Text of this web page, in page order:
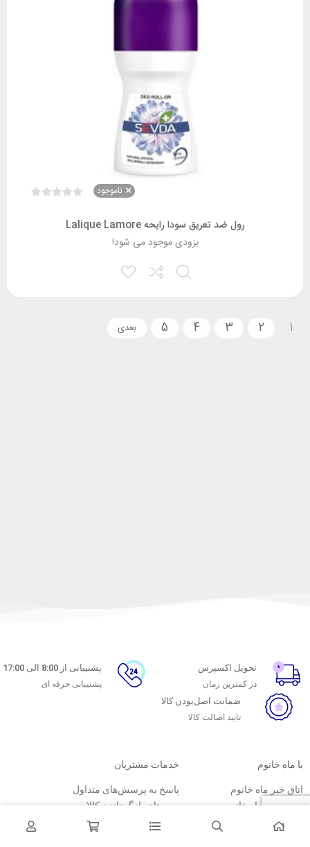
ناموجود
رول ضد تعریق سودا رایحه Lalique Lamore
بزودی موجود می شود!
1
2
3
4
5
تحویل اکسپرس
در کمترین زمان
پشتیبانی از 8:00 الی 17:00
پشتیبانی حرفه ای
ضمانت اصل‌بودن کالا
تایید اصالت کالا
با ماه خانوم
اتاق خبر ماه خانوم
فروش در ماه خانوم
همکاری با سازمان‌ها
خدمات مشتریان
پاسخ به پرسش‌های متداول
رویه‌های بازگرداندن کالا
شرایط استفاده